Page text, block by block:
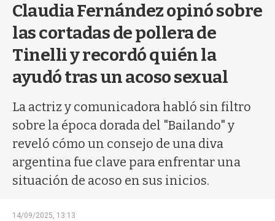
r
b
Claudia Fernández opinó sobre
las cortadas de pollera de
Tinelli y recordó quién la
ayudó tras un acoso sexual
La actriz y comunicadora habló sin filtro
sobre la época dorada del "Bailando" y
reveló cómo un consejo de una diva
argentina fue clave para enfrentar una
situación de acoso en sus inicios.
14/09/2025, 13:13